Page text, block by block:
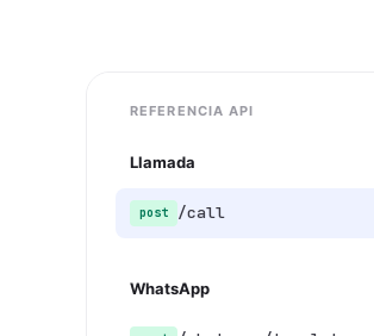
REFERENCIA API
Llamada
post /call
WhatsApp